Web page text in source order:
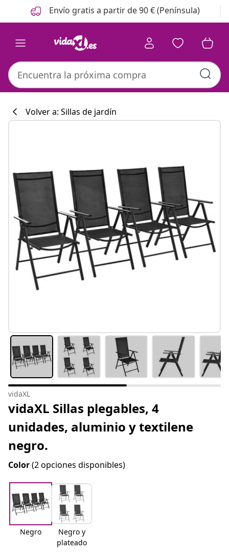
Anterior
Siguiente Envío gratis a partir de 90 € (Península)
#sharemevidaxl
Volver a: Sillas de jardín
vidaXL
vidaXL Sillas plegables, 4
unidades, aluminio y textilene
negro.
Color(2 opciones disponibles)
Negro
Negro y
plateado